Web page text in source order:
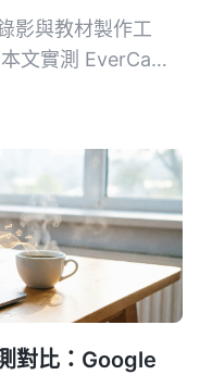
影與教材製作工
文實測 EverCam
對比：Google